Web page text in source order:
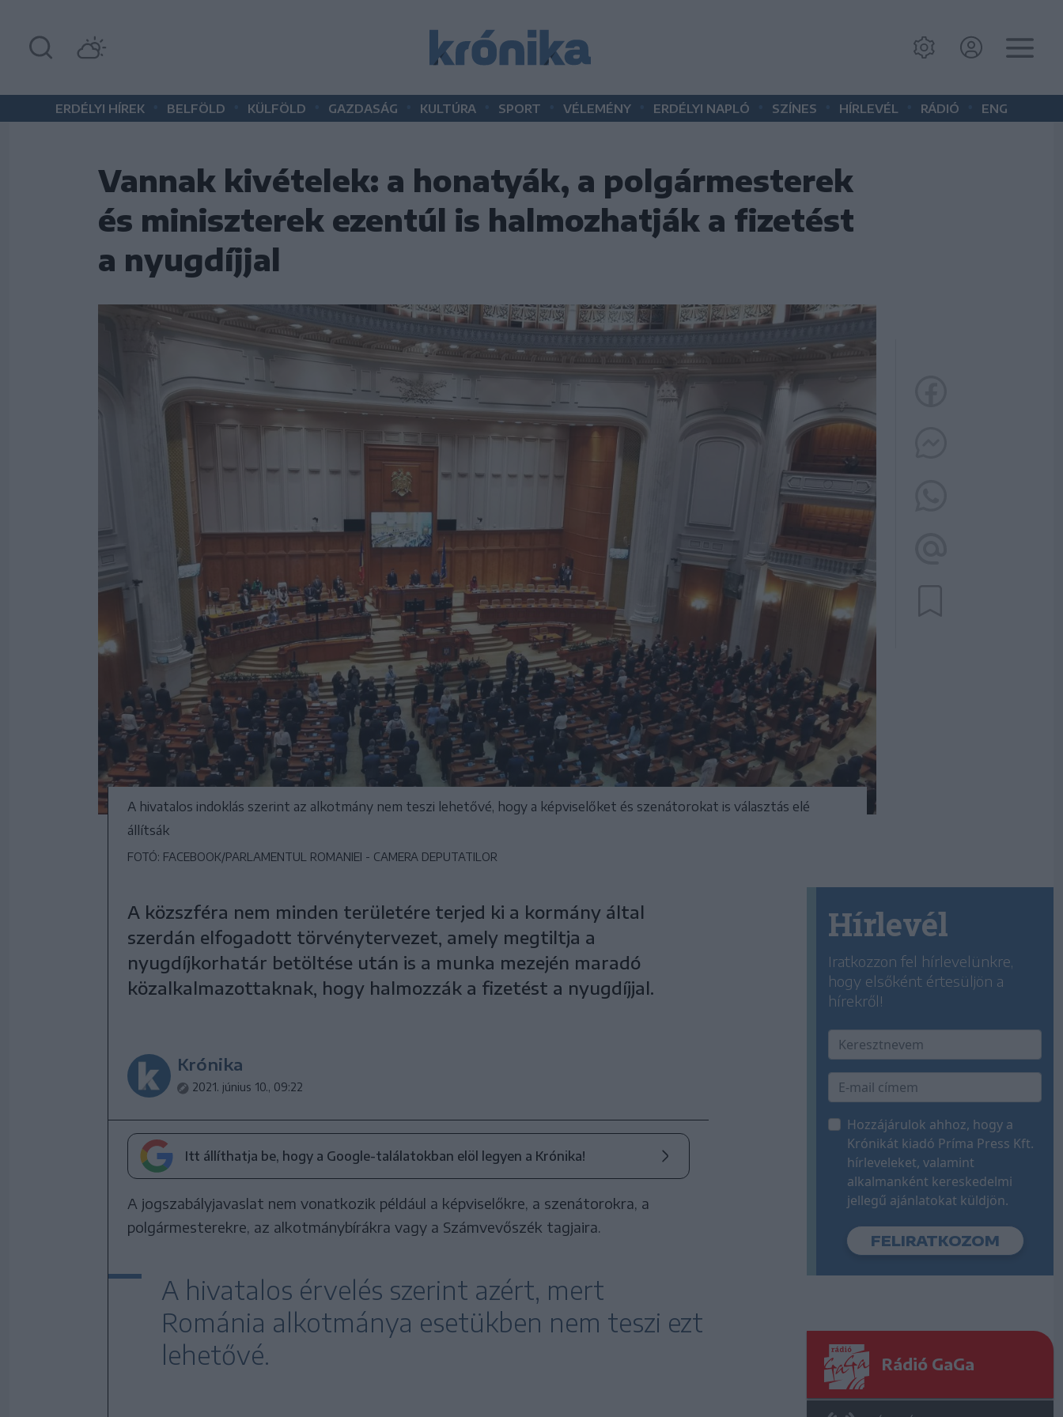
ERDÉLYI HÍREK BELFÖLD KÜLFÖLD GAZDASÁG KULTÚRA SPORT VÉLEMÉNY ERDÉLYI NAPLÓ SZÍNES HÍRLEVÉL RÁDIÓ ENG
​Vannak kivételek: a honatyák, a polgármesterek
és miniszterek ezentúl is halmozhatják a fizetést
a nyugdíjjal
A hivatalos indoklás szerint az alkotmány nem teszi lehetővé, hogy a képviselőket és szenátorokat is választás elé
állítsák
FOTÓ: FACEBOOK/PARLAMENTUL ROMANIEI - CAMERA DEPUTATILOR
A közszféra nem minden területére terjed ki a kormány által
szerdán elfogadott törvénytervezet, amely megtiltja a
nyugdíjkorhatár betöltése után is a munka mezején maradó
közalkalmazottaknak, hogy halmozzák a fizetést a nyugdíjjal.
Krónika
2021. június 10., 09:22
Itt állíthatja be, hogy a Google-találatokban elöl legyen a Krónika!
A jogszabályjavaslat nem vonatkozik például a képviselőkre, a szenátorokra, a
polgármesterekre, az alkotmánybírákra vagy a Számvevőszék tagjaira.
A hivatalos érvelés szerint azért, mert
Románia alkotmánya esetükben nem teszi ezt
lehetővé.
Hírlevél
Iratkozzon fel hírlevelünkre,
hogy elsőként értesüljön a
hírekről!
Hozzájárulok ahhoz, hogy a
Krónikát kiadó Príma Press Kft.
hírleveleket, valamint
alkalmanként kereskedelmi
jellegű ajánlatokat küldjön.
Rádió GaGa